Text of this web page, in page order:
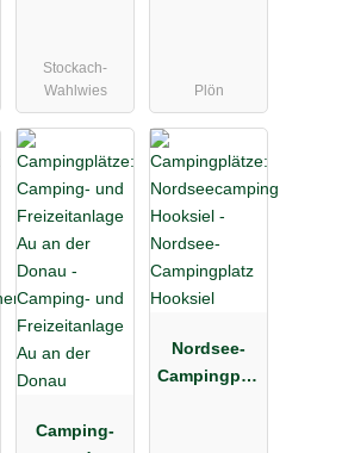
Stockach-
Wahlwies
Plön
Camping-
Nordsee-
Campingplat